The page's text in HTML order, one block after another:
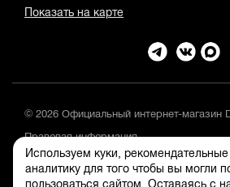
Используем куки, рекомендательные
аналитику для того чтобы вы могли
Показать на карте
© 2026 Официальный интернет-магазин
Правовая информация
Положение об обработке и защите